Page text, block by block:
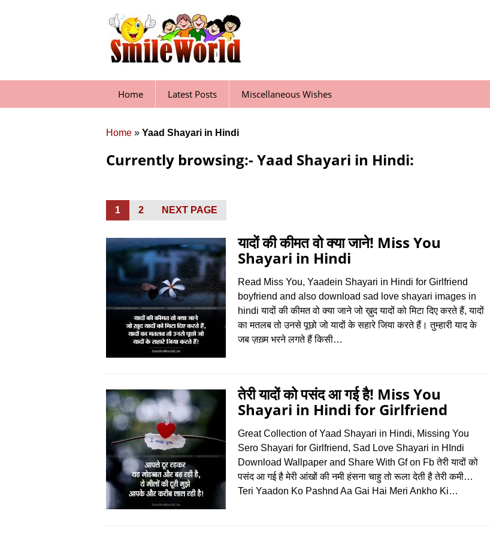
Home Latest Posts Miscellaneous Wishes
Home » Yaad Shayari in Hindi
Currently browsing:- Yaad Shayari in Hindi:
Posts
pagination
PAGE
1 PAGE
2 NEXT PAGE
यादों की कीमत वो क्या जाने! Miss You
Shayari in Hindi
Read Miss You, Yaadein Shayari in Hindi for Girlfriend
boyfriend and also download sad love shayari images in
hindi यादों की कीमत वो क्या जाने जो ख़ुद यादों को मिटा दिए करते हैं, यादों
का मतलब तो उनसे पूछो जो यादों के सहारे जिया करते हैं। तुम्हारी याद के
जब ज़ख़्म भरने लगते हैं किसी…
तेरी यादों को पसंद आ गई है! Miss You
Shayari in Hindi for Girlfriend
Great Collection of Yaad Shayari in Hindi, Missing You
Sero Shayari for Girlfriend, Sad Love Shayari in HIndi
Download Wallpaper and Share With Gf on Fb तेरी यादों को
पसंद आ गई है मेरी आंखों की नमी हंसना चाहु तो रूला देती है तेरी कमी…
Teri Yaadon Ko Pashnd Aa Gai Hai Meri Ankho Ki…